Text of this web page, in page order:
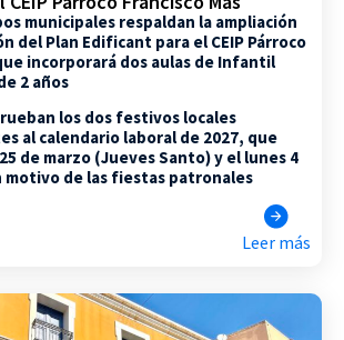
municipales respaldan la ampliación
del Plan Edificant para el CEIP Párroco
incorporará dos aulas de Infantil
2 años
los dos festivos locales
al calendario laboral de 2027, que
de marzo (Jueves Santo) y el lunes 4
motivo de las fiestas patronales
Leer más